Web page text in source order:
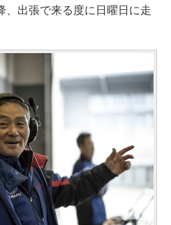
、出張で来る度に日曜日に走